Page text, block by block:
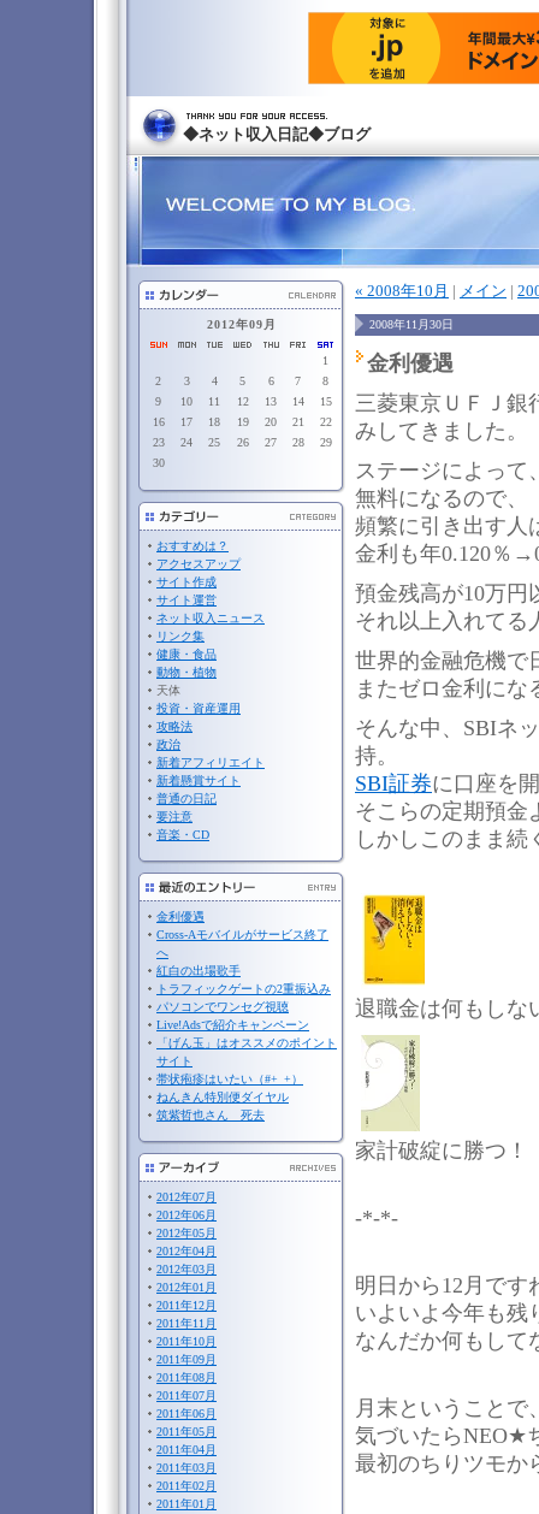
◆ネット収入日記◆ブログ
2012年09月
1
2
3 4 5 6 7
8
9
10 11 12 13 14
15
16
17 18 19 20 21
22
23
24 25 26 27 28
29
30
おすすめは？
アクセスアップ
サイト作成
サイト運営
ネット収入ニュース
リンク集
健康・食品
動物・植物
天体
投資・資産運用
攻略法
政治
新着アフィリエイト
新着懸賞サイト
普通の日記
要注意
音楽・CD
金利優遇
Cross-Aモバイルがサービス終了
へ
紅白の出場歌手
トラフィックゲートの2重振込み
パソコンでワンセグ視聴
Live!Adsで紹介キャンペーン
「げん玉」はオススメのポイント
サイト
帯状疱疹はいたい（#+_+）
ねんきん特別便ダイヤル
筑紫哲也さん 死去
2012年07月
2012年06月
2012年05月
2012年04月
2012年03月
2012年01月
2011年12月
2011年11月
2011年10月
2011年09月
2011年08月
2011年07月
2011年06月
2011年05月
2011年04月
2011年03月
2011年02月
2011年01月
« 2008年10月 | メイン |
2008年11月30日
金利優遇
三菱東京ＵＦＪ銀
みしてきました。
ステージによって
無料になるので、
頻繁に引き出す人
金利も年0.120％
預金残高が10万円
それ以上入れてる
世界的金融危機で
またゼロ金利にな
そんな中、SBIネ
持。
SBI証券に口座を
そこらの定期預金
しかしこのまま続
退職金は何もしな
家計破綻に勝つ！
-*-*-
明日から12月です
いよいよ今年も残
なんだか何もして
月末ということで
気づいたらNEO★
最初のちりツモか